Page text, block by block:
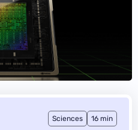
Sciences 16 min